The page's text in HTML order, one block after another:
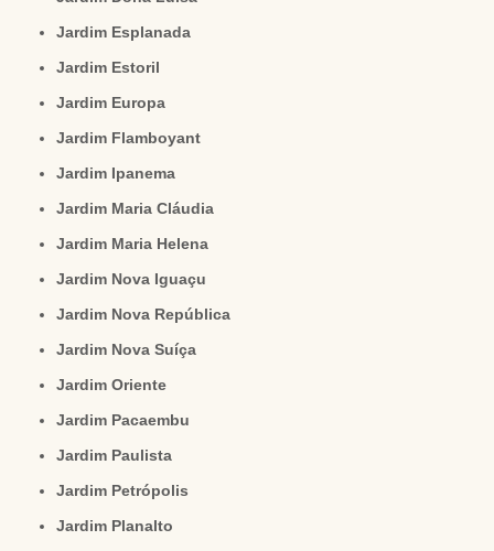
Jardim Esplanada
Jardim Estoril
Jardim Europa
Jardim Flamboyant
Jardim Ipanema
Jardim Maria Cláudia
Jardim Maria Helena
Jardim Nova Iguaçu
Jardim Nova República
Jardim Nova Suíça
Jardim Oriente
Jardim Pacaembu
Jardim Paulista
Jardim Petrópolis
Jardim Planalto